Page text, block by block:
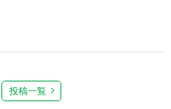
投稿一覧